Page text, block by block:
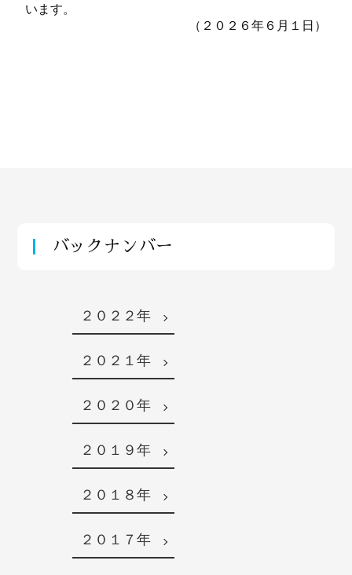
います。
（２０２６年６月１日）
バックナンバー
２０２２年
２０２１年
２０２０年
２０１９年
２０１８年
２０１７年